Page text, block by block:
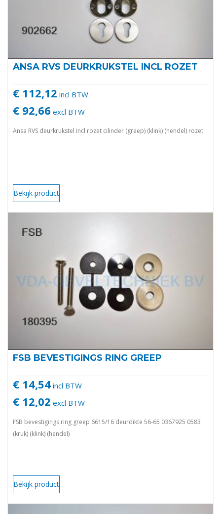
ANSA RVS DEURKRUKSTEL INCL ROZET
€ 112,12 incl BTW
€ 92,66 excl BTW
Ansa RVS deurkrukstel incl rozet cilinder (greep) (klink) (hendel) rozet
Bekijk product
FSB BEVESTIGINGS RING GREEP
€ 14,54 incl BTW
€ 12,02 excl BTW
FSB bevestigings ring greep 6615/16 deurdikte 56-65 0367925 0583
(kruk) (klink) (hendel)
Bekijk product